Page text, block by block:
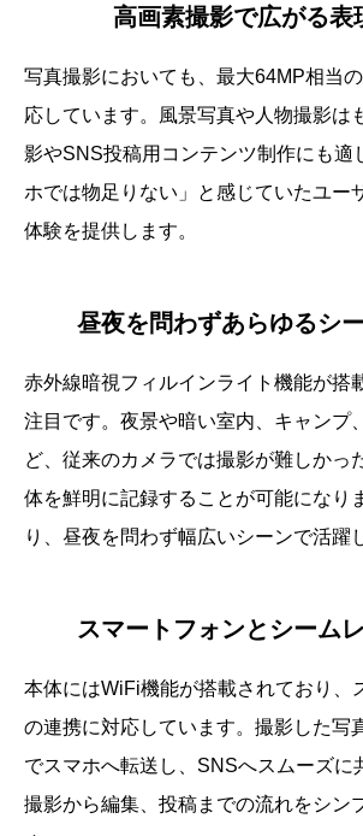
高画素撮影で広がる表
写真撮影においても、最大64MP相当
応しています。風景写真や人物撮影は
影やSNS投稿用コンテンツ制作にも適
ホでは物足りない」と感じていたユー
体験を提供します。
昼夜を問わずあらゆるシ
赤外線暗視フィルインライト機能が搭
注目です。夜景や暗い室内、キャンプ
ど、従来のカメラでは撮影が難しかっ
体を鮮明に記録することが可能になり
り、昼夜を問わず幅広いシーンで活躍
スマートフォンとシーム
本体にはWiFi機能が搭載されており、
の連携に対応しています。撮影した写
でスマホへ転送し、SNSへスムーズに
撮影から編集、投稿までの流れをシン